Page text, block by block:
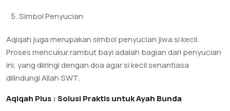
Simbol Penyucian
Aqiqah juga merupakan simbol penyucian jiwa si kecil.
Proses mencukur rambut bayi adalah bagian dari penyucian
ini, yang diiringi dengan doa agar si kecil senantiasa
dilindungi Allah SWT.
Aqiqah Plus : Solusi Praktis untuk Ayah Bunda